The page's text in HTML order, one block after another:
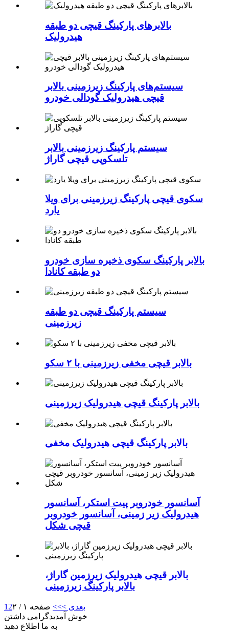
بالابرهای پارکینگ قیچی دو طبقه
هیدرولیک
سیستم‌های پارکینگ زیرزمینی بالابر
قیچی هیدرولیک گودالی خودرو
سیستم پارکینگ زیرزمینی بالابر
تلسکوپی قیچی گاراژ
سکوی قیچی پارکینگ زیرزمینی برای ویلا
یارد
بالابر پارکینگ سکوی ذخیره سازی خودرو
دو طبقه کانادا
سیستم پارکینگ قیچی دو طبقه
زیرزمینی
بالابر قیچی مخفی زیرزمینی با ۲ سکو
بالابر پارکینگ قیچی هیدرولیک زیرزمینی
بالابر پارکینگ قیچی هیدرولیک مخفی
آسانسور خودروبر پیت استکر، آسانسور
هیدرولیک زیر زمینی، آسانسور خودروبر
قیچی شکل
بالابر قیچی هیدرولیک زیرزمین گاراژ،
بالابر پارکینگ زیرزمینی
1 2 بعدی >>> صفحه ۱ / ۲
خوش آمدیدگرامی داشتن
به ما اطلاع دهید